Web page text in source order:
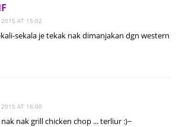
2015 AT 15:02
sekala je tekak nak dimanjakan dgn western
2015 AT 16:00
nak nak grill chicken chop ... terliur :)~